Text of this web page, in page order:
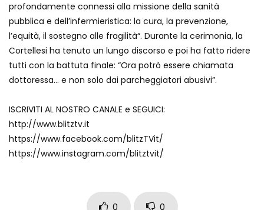
Gioia Tauro, carico esplosivo in un
container: il momento in cui viene fatto
brillare
Ragusa, arrestati i responsabili del
sequestro del 17enne
Auto contromano a Napoli: il caos dopo
la partita
Incidente in Fulvio Testi a Milano, gli
attimi dopo lo scontro
profondamente connessi alla missione della sanità
pubblica e dell’infermieristica: la cura, la prevenzione,
l’equità, il sostegno alle fragilità“. Durante la cerimonia, la
Cortellesi ha tenuto un lungo discorso e poi ha fatto ridere
tutti con la battuta finale: “Ora potrò essere chiamata
dottoressa… e non solo dai parcheggiatori abusivi”.
ISCRIVITI AL NOSTRO CANALE e SEGUICI:
http://www.blitztv.it
https://www.facebook.com/blitzTVit/
https://www.instagram.com/blitztvit/
0 0